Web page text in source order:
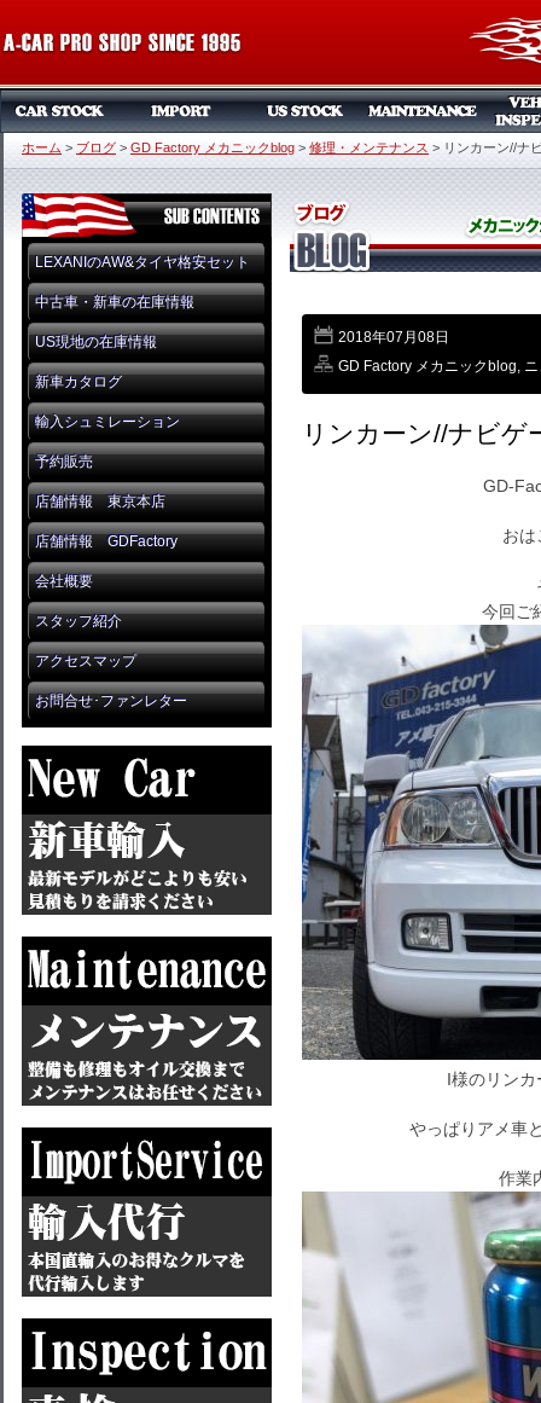
ホーム > ブログ > GD Factory メカニックblog > 修理・メンテナンス > リンカーン//ナ
LEXANIのAW&タイヤ格安セット
中古車・新車の在庫情報
US現地の在庫情報
新車カタログ
輸入シュミレーション
予約販売
店舗情報 東京本店
店舗情報 GDFactory
会社概要
スタッフ紹介
アクセスマップ
お問合せ･ファンレター
2018年07月08日
GD Factory メカニックblog,
リンカーン//ナビゲ
GD-
おは
今回ご
I様のリン
やっぱりアメ車
作業